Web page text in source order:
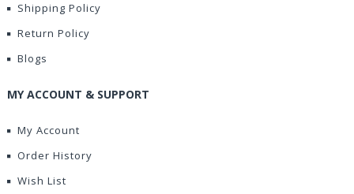
Shipping Policy
Return Policy
Blogs
MY ACCOUNT & SUPPORT
My Account
Order History
Wish List